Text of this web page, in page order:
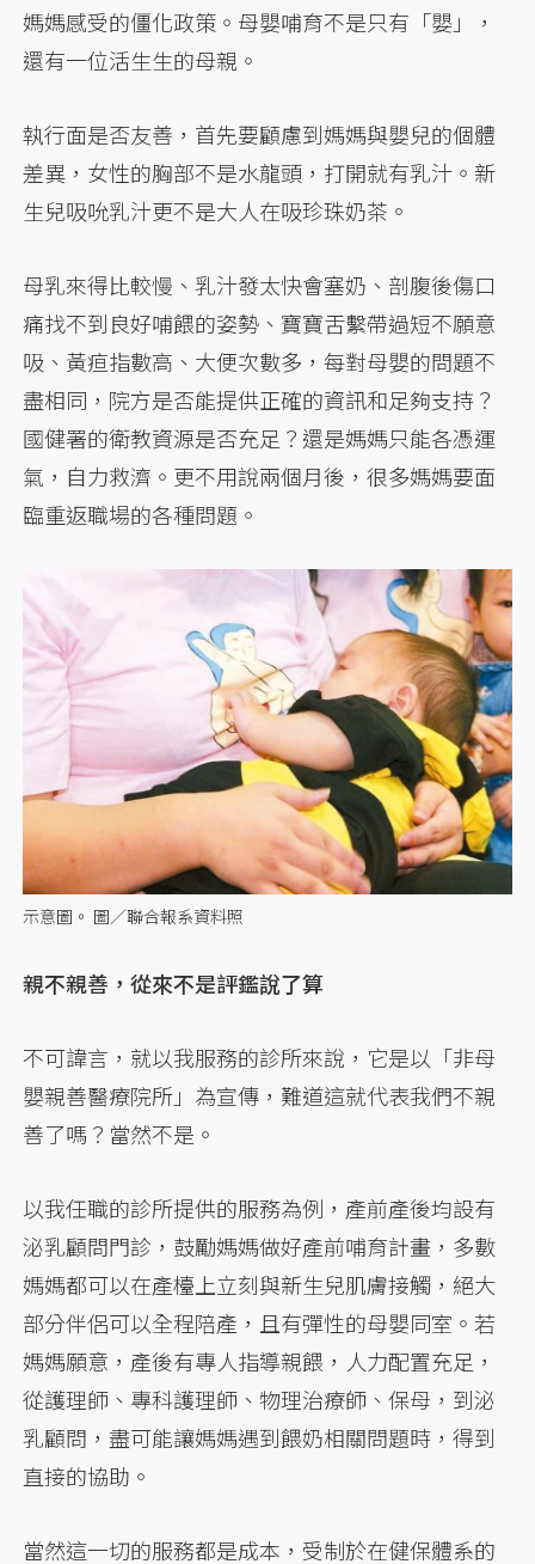
媽媽感受的僵化政策。母嬰哺育不是只有「嬰」，
還有一位活生生的母親。
執行面是否友善，首先要顧慮到媽媽與嬰兒的個體
差異，女性的胸部不是水龍頭，打開就有乳汁。新
生兒吸吮乳汁更不是大人在吸珍珠奶茶。
母乳來得比較慢、乳汁發太快會塞奶、剖腹後傷口
痛找不到良好哺餵的姿勢、寶寶舌繫帶過短不願意
吸、黃疸指數高、大便次數多，每對母嬰的問題不
盡相同，院方是否能提供正確的資訊和足夠支持？
國健署的衛教資源是否充足？還是媽媽只能各憑運
氣，自力救濟。更不用說兩個月後，很多媽媽要面
臨重返職場的各種問題。
示意圖。 圖／聯合報系資料照
親不親善，從來不是評鑑說了算
不可諱言，就以我服務的診所來說，它是以「非母
嬰親善醫療院所」為宣傳，難道這就代表我們不親
善了嗎？當然不是。
以我任職的診所提供的服務為例，產前產後均設有
泌乳顧問門診，鼓勵媽媽做好產前哺育計畫，多數
媽媽都可以在產檯上立刻與新生兒肌膚接觸，絕大
部分伴侶可以全程陪產，且有彈性的母嬰同室。若
媽媽願意，產後有專人指導親餵，人力配置充足，
從護理師、專科護理師、物理治療師、保母，到泌
乳顧問，盡可能讓媽媽遇到餵奶相關問題時，得到
直接的協助。
當然這一切的服務都是成本，受制於在健保體系的